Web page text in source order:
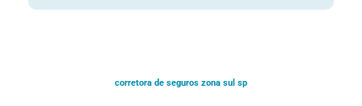
corretora de seguros zona sul sp